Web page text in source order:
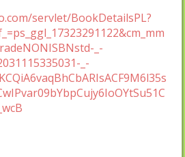
servlet/BookDetailsPL?
_-
_-